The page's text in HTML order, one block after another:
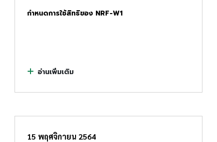
กำหนดการใช้สิทธิของ NRF-W1
อ่านเพิ่มเติม
15 พฤศจิกายน 2564